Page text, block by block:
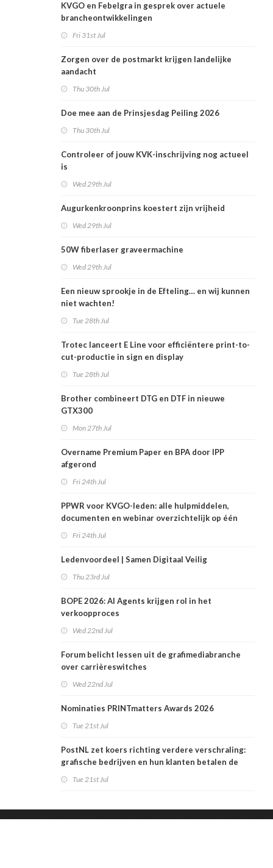
KVGO en Febelgra in gesprek over actuele
brancheontwikkelingen
Fri 31st Jul
Zorgen over de postmarkt krijgen landelijke
aandacht
Thu 30th Jul
Doe mee aan de Prinsjesdag Peiling 2026
Thu 30th Jul
Controleer of jouw KVK-inschrijving nog actueel
is
Wed 29th Jul
Augurkenkroonprins koestert zijn vrijheid
Wed 29th Jul
50W fiberlaser graveermachine
Wed 29th Jul
Een nieuw sprookje in de Efteling… en wij kunnen
niet wachten!
Tue 28th Jul
Trotec lanceert E Line voor efficiëntere print-to-
cut-productie in sign en display
Tue 28th Jul
Brother combineert DTG en DTF in nieuwe
GTX300
Mon 27th Jul
Overname Premium Paper en BPA door IPP
afgerond
Fri 24th Jul
PPWR voor KVGO-leden: alle hulpmiddelen,
documenten en webinar overzichtelijk op één
Fri 24th Jul
Ledenvoordeel | Samen Digitaal Veilig
Thu 23rd Jul
BOPE 2026: AI Agents krijgen rol in het
verkoopproces
Wed 22nd Jul
Forum belicht lessen uit de grafimediabranche
over carrièreswitches
Wed 22nd Jul
Nominaties PRINTmatters Awards 2026
Tue 21st Jul
PostNL zet koers richting verdere verschraling:
grafische bedrijven en hun klanten betalen de
Tue 21st Jul